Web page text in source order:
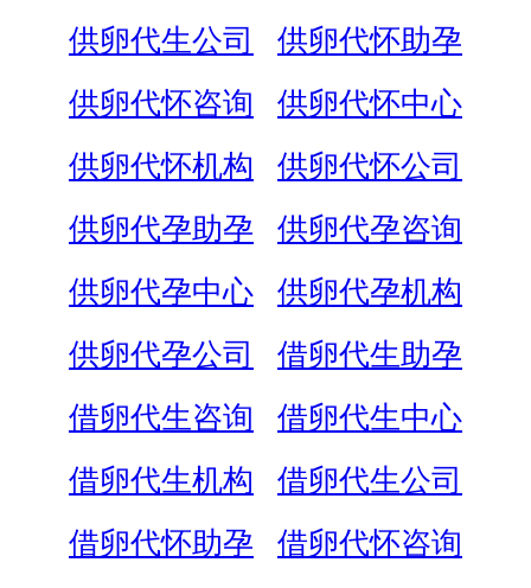
供卵代生公司
供卵代怀助孕
供卵代怀咨询
供卵代怀中心
供卵代怀机构
供卵代怀公司
供卵代孕助孕
供卵代孕咨询
供卵代孕中心
供卵代孕机构
供卵代孕公司
借卵代生助孕
借卵代生咨询
借卵代生中心
借卵代生机构
借卵代生公司
借卵代怀助孕
借卵代怀咨询